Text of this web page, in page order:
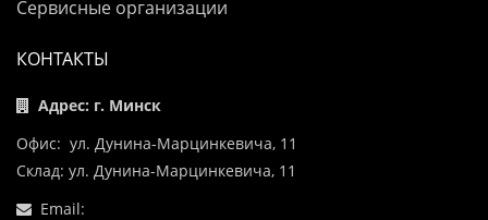
Сервисные организации
КОНТАКТЫ
Адрес: г. Минск
Офис: ул. Дунина-Марцинкевича, 11
Склад: ул. Дунина-Марцинкевича, 11
Email: